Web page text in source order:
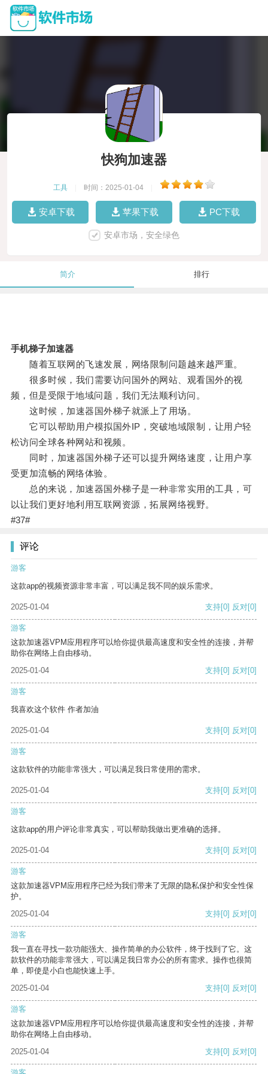
快狗加速器
工具 时间：2025-01-04
安卓下载 苹果下载 PC下载
安卓市场，安全绿色
简介 排行
手机梯子加速器
随着互联网的飞速发展，网络限制问题越来越严重。
很多时候，我们需要访问国外的网站、观看国外的视
频，但是受限于地域问题，我们无法顺利访问。
这时候，加速器国外梯子就派上了用场。
它可以帮助用户模拟国外IP，突破地域限制，让用户轻
松访问全球各种网站和视频。
同时，加速器国外梯子还可以提升网络速度，让用户享
受更加流畅的网络体验。
总的来说，加速器国外梯子是一种非常实用的工具，可
以让我们更好地利用互联网资源，拓展网络视野。
#37#
评论
游客
这款app的视频资源非常丰富，可以满足我不同的娱乐需求。
2025-01-04 支持[0] 反对[0]
游客
这款加速器VPM应用程序可以给你提供最高速度和安全性的连接，并帮
助你在网络上自由移动。
2025-01-04
支持[0] 反对[0]
游客
我喜欢这个软件 作者加油
2025-01-04 支持[0] 反对[0]
游客
这款软件的功能非常强大，可以满足我日常使用的需求。
2025-01-04 支持[0] 反对[0]
游客
这款app的用户评论非常真实，可以帮助我做出更准确的选择。
2025-01-04 支持[0] 反对[0]
游客
这款加速器VPM应用程序已经为我们带来了无限的隐私保护和安全性保
护。
2025-01-04
支持[0] 反对[0]
游客
我一直在寻找一款功能强大、操作简单的办公软件，终于找到了它。这
款软件的功能非常强大，可以满足我日常办公的所有需求。操作也很简
单，即使是小白也能快速上手。
2025-01-04
支持[0] 反对[0]
游客
这款加速器VPM应用程序可以给你提供最高速度和安全性的连接，并帮
助你在网络上自由移动。
2025-01-04
支持[0] 反对[0]